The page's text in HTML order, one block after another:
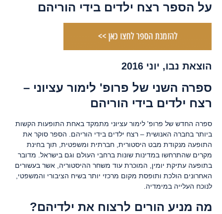
על הספר רצח ילדים בידי הוריהם
הוצאת נבו, יוני 2016
ספרה השני של פרופ' לימור עציוני –
רצח ילדים בידי הוריהם
ספרה החדש של פרופ' לימור עציוני מתמקד באחת התופעות הקשות
ביותר בחברה האנושית – רצח ילדים בידי הוריהם. הספר סוקר את
התופעה מנקודת מבט היסטורית, חברתית ומשפטית, תוך בחינת
מקרים שהתרחשו במדינות שונות ברחבי העולם וגם בישראל. מדובר
בתופעה עתיקת יומין, המוכרת עוד משחר ההיסטוריה, אשר בעשורים
האחרונים הולכת ותופסת מקום מרכזי יותר בשיח הציבורי והמשפטי,
לנוכח העלייה במימדיה.
מה מניע הורים לרצוח את ילדיהם?